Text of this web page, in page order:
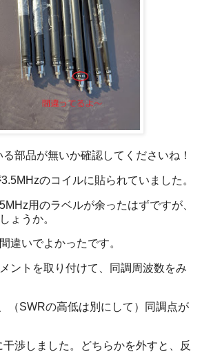
部品が無いか確認してくださいね！
のコイルに貼られていました。
用のラベルが余ったはずですが、
ょうか。
違いでよかったです。
ントを取り付けて、同調周波数をみ
（SWRの高低は別にして）同調点が
渉しました。どちらかを外すと、反